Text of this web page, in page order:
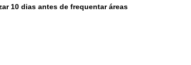
10 dias antes de frequentar áreas